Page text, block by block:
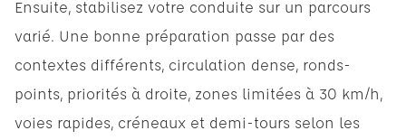
Ensuite, stabilisez votre conduite sur un parcours
varié. Une bonne préparation passe par des
contextes différents, circulation dense, ronds-
points, priorités à droite, zones limitées à 30 km/h,
voies rapides, créneaux et demi-tours selon les